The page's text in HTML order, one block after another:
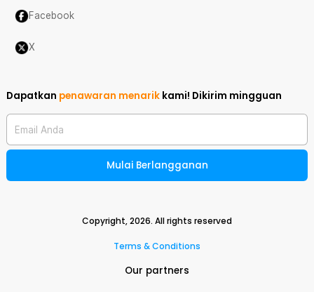
Facebook
X
Dapatkan penawaran menarik kami! Dikirim mingguan
Email Anda
Mulai Berlangganan
Copyright,2026. All rights reserved
Terms & Conditions
Our partners